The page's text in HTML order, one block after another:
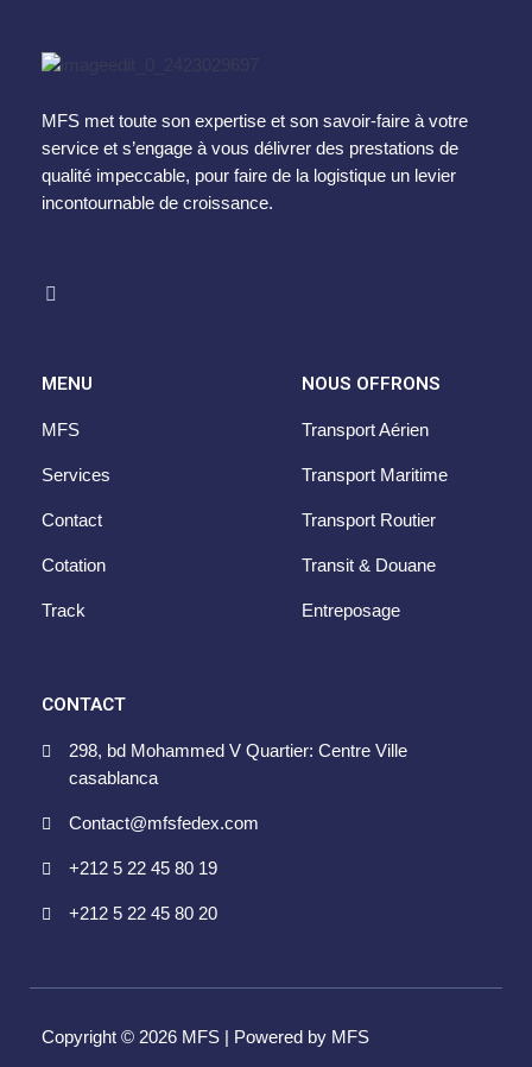
MFS met toute son expertise et son savoir-faire à votre
service et s’engage à vous délivrer des prestations de
qualité impeccable, pour faire de la logistique un levier
incontournable de croissance.
MENU
MFS
Services
Contact
Cotation
Track
NOUS OFFRONS
Transport Aérien
Transport Maritime
Transport Routier
Transit & Douane
Entreposage
CONTACT
298, bd Mohammed V Quartier: Centre Ville
casablanca
Contact@mfsfedex.com
+212 5 22 45 80 19
+212 5 22 45 80 20
Copyright © 2026 MFS | Powered by MFS